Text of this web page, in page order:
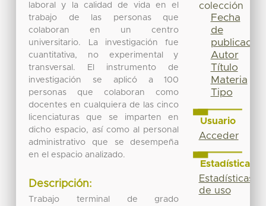
laboral y la calidad de vida en el
trabajo de las personas que
colaboran en un centro
universitario. La investigación fue
cuantitativa, no experimental y
transversal. El instrumento de
investigación se aplicó a 100
personas que colaboran como
docentes en cualquiera de las cinco
licenciaturas que se imparten en
dicho espacio, así como al personal
administrativo que se desempeña
en el espacio analizado.
Descripción:
Trabajo terminal de grado
colección
Fecha
de
publicación
Autor
Título
Materia
Tipo
Usuario
Acceder
Estadísticas
Estadísticas
de uso